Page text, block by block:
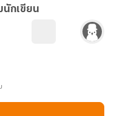
นักเขียน